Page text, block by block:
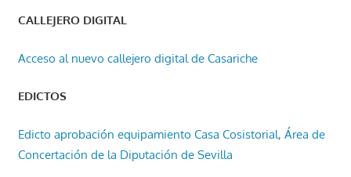
CALLEJERO DIGITAL
Acceso al nuevo callejero digital de Casariche
EDICTOS
Edicto aprobación equipamiento Casa Cosistorial, Área de
Concertación de la Diputación de Sevilla